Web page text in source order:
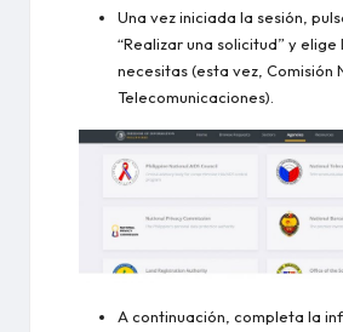
Una vez iniciada la sesión,
“Realizar una solicitud” y
necesitas (esta vez, Comisión
Telecomunicaciones).
A continuación, completa la